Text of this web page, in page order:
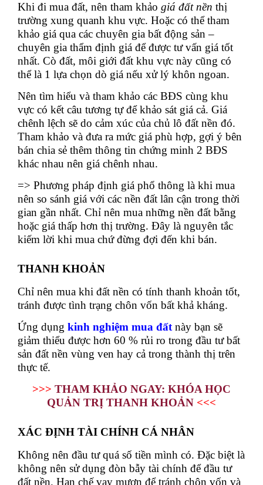
Khi đi mua đất, nên tham khảo giá đất nền thị
trường xung quanh khu vực. Hoặc có thể tham
khảo giá qua các chuyên gia bất động sản –
chuyên gia thẩm định giá để được tư vấn giá tốt
nhất. Cò đất, môi giới đất khu vực này cũng có
thể là 1 lựa chọn dò giá nếu xử lý khôn ngoan.
Nên tìm hiểu và tham khảo các BĐS cùng khu
vực có kết câu tương tự để khảo sát giá cả. Giá
chênh lệch sẽ do cảm xúc của chủ lô đất nền đó.
Tham khảo và đưa ra mức giá phù hợp, gợi ý bên
bán chia sẻ thêm thông tin chứng minh 2 BĐS
khác nhau nên giá chênh nhau.
=> Phương pháp định giá phổ thông là khi mua
nên so sánh giá với các nền đất lân cận trong thời
gian gần nhất. Chỉ nên mua những nền đất bằng
hoặc giá thấp hơn thị trường. Đây là nguyên tắc
kiếm lời khi mua chứ đừng đợi đến khi bán.
THANH KHOẢN
Chỉ nên mua khi đất nền có tính thanh khoản tốt,
tránh được tình trạng chôn vốn bất khả kháng.
Ứng dụng kinh nghiệm mua đấtnày bạn sẽ
giảm thiểu được hơn 60 % rủi ro trong đầu tư bất
sản đất nền vùng ven hay cả trong thành thị trên
thực tế.
>>> THAM KHẢO NGAY: KHÓA HỌC
QUẢN TRỊ THANH KHOẢN <<<
XÁC ĐỊNH TÀI CHÍNH CÁ NHÂN
Không nên đầu tư quá số tiền mình có. Đặc biệt là
không nên sử dụng đòn bẫy tài chính để đầu tư
đất nền. Hạn chế vay mượn để tránh chôn vốn và